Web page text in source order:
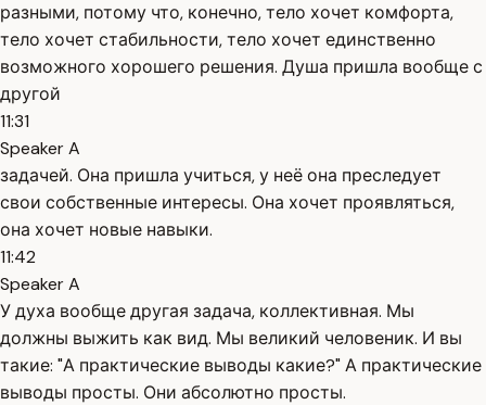
разными, потому что, конечно, тело хочет комфорта,
тело хочет стабильности, тело хочет единственно
возможного хорошего решения. Душа пришла вообще с
другой
11:31
Speaker A
задачей. Она пришла учиться, у неё она преследует
свои собственные интересы. Она хочет проявляться,
она хочет новые навыки.
11:42
Speaker A
У духа вообще другая задача, коллективная. Мы
должны выжить как вид. Мы великий человеник. И вы
такие: "А практические выводы какие?" А практические
выводы просты. Они абсолютно просты.